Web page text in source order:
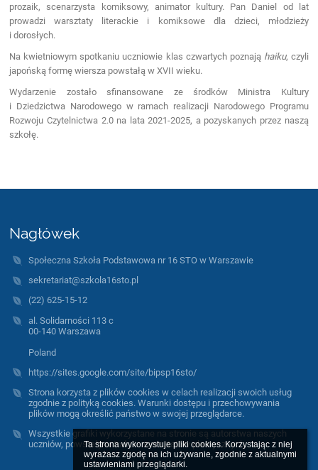
Ta strona wykorzystuje pliki cookies. Korzystając z niej
wyrażasz zgodę na ich używanie, zgodnie z aktualnymi
ustawieniami przeglądarki.
prozaik, scenarzysta komiksowy, animator kultury. Pan Daniel od lat
prowadzi warsztaty literackie i komiksowe dla dzieci, młodzieży
i dorosłych.
Na kwietniowym spotkaniu uczniowie klas czwartych poznają haiku, czyli
japońską formę wiersza powstałą w XVII wieku.
Wydarzenie zostało sfinansowane ze środków Ministra Kultury
i Dziedzictwa Narodowego w ramach realizacji Narodowego Programu
Rozwoju Czytelnictwa 2.0 na lata 2021-2025, a pozyskanych przez naszą
szkołę.
Nagłówek
Społeczna Szkoła Podstawowa nr 16 STO w Warszawie
sekretariat@szkola16sto.pl
(22) 625-15-12
al. Solidarności 113 c
00-140 Warszawa
Poland
https://sites.google.com/site/bipsp16sto/
Strona korzysta z plików cookies w celach realizacji swoich usług
zgodnie z polityką cookies. Warunki dostępu i przechowywania
plików mogą określić państwo w swojej przeglądarce.
Wszystkie grafiki wykorzystane na stronie są autorstwa naszych
uczniów, powstały w trakcie warsztatów plastycznych.